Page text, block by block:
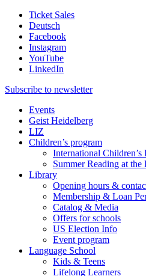
Ticket Sales
Deutsch
Facebook
Instagram
YouTube
LinkedIn
Subscribe to newsletter
Events
Geist Heidelberg
LIZ
Children’s program
International Children’s
Summer Reading at
Library
Opening hours &
Membership & Loan
Catalog & Media
Offers for schools
US Election Info
Event program
Language School
Kids & Teens
Lifelong Learners